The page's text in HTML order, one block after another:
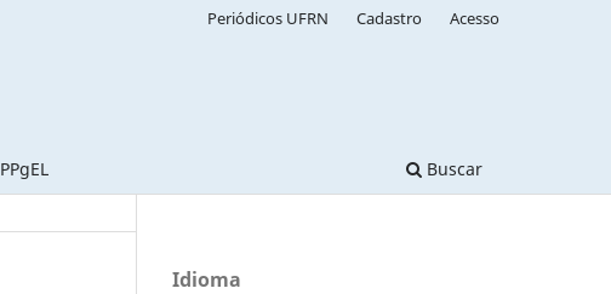
PPgEL Buscar
Periódicos UFRN Cadastro Acesso
Idioma